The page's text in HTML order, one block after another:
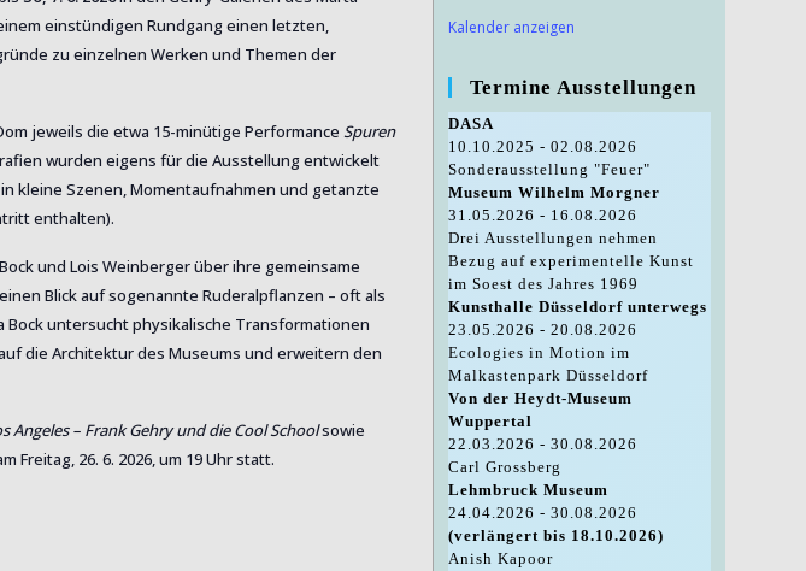
einstündigen Rundgang einen letzten,
zu einzelnen Werken und Themen der
jeweils die etwa 15-minütige PerformanceSpuren
wurden eigens für die Ausstellung entwickelt
kleine Szenen, Momentaufnahmen und getanzte
enthalten).
und Lois Weinberger über ihre gemeinsame
Blick auf sogenannte Ruderalpflanzen – oft als
untersucht physikalische Transformationen
die Architektur des Museums und erweitern den
Angeles – Frank Gehry und die Cool Schoolsowie
26. 6. 2026, um 19 Uhr statt.
Kalender anzeigen
Termine Ausstellungen
DASA
10.10.2025 - 02.08.2026
Sonderausstellung "Feuer"
Museum Wilhelm Morgner
31.05.2026 - 16.08.2026
Drei Ausstellungen nehmen
Bezug auf experimentelle Kunst
im Soest des Jahres 1969
Kunsthalle Düsseldorf unterwegs
23.05.2026 - 20.08.2026
Ecologies in Motion im
Malkastenpark Düsseldorf
Von der Heydt-Museum
Wuppertal
22.03.2026 - 30.08.2026
Carl Grossberg
Lehmbruck Museum
24.04.2026 - 30.08.2026
(verlängert bis 18.10.2026)
Anish Kapoor